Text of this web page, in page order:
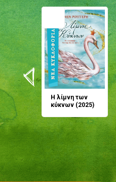
Η λίμνη των
κύκνων (2025)